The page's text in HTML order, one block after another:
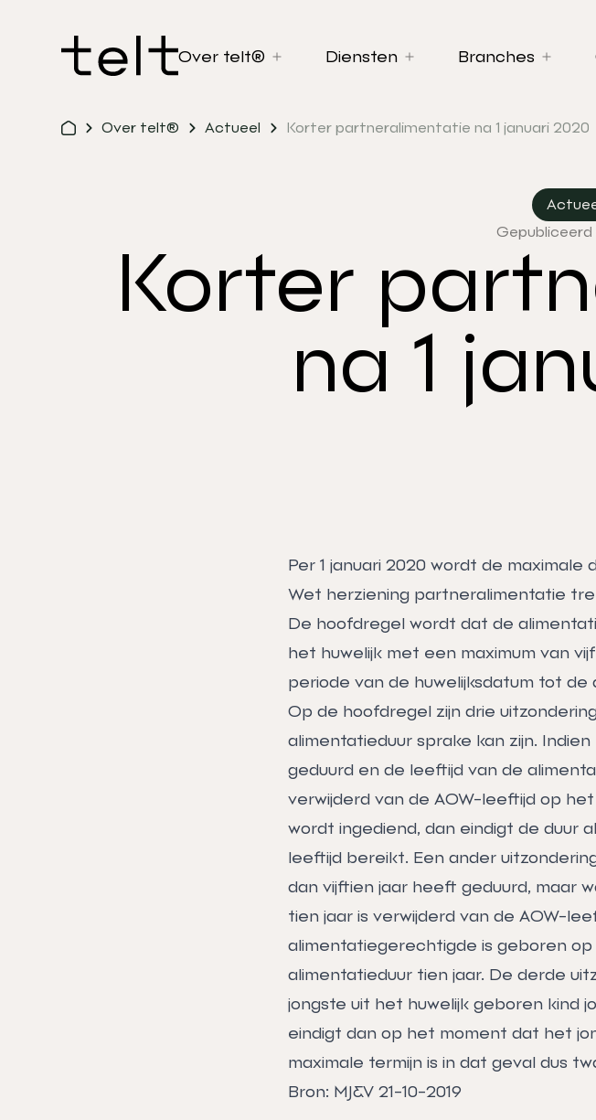
Over telt® Diensten Branches
Over telt® Actueel Korter partneralimentatie na 1 januari 2020
Gepubliceerd
Korter
na 1
Per 1 januari 2020 wordt de
Wet herziening partneralimentatie
De hoofdregel wordt dat de
het huwelijk met een maximum van
periode van de huwelijksdatum tot
Op de hoofdregel zijn drie
alimentatieduur sprake kan zijn.
geduurd en de leeftijd van de
verwijderd van de AOW-leeftijd op
wordt ingediend, dan eindigt de duur
leeftijd bereikt. Een ander
dan vijftien jaar heeft geduurd, maar
tien jaar is verwijderd van de AOW-
alimentatiegerechtigde is geboren op
alimentatieduur tien jaar. De derde
jongste uit het huwelijk geboren kind
eindigt dan op het moment dat het
maximale termijn is in dat geval dus
Bron: MJ&V 21-10-2019